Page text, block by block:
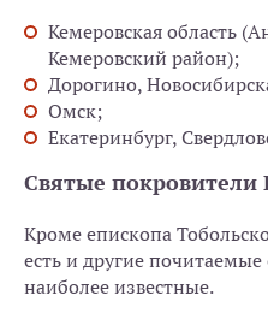
Кемеровская область
Кемеровский район);
Дорогино,
Омск;
Екатеринбург,
Святые покровители
Кроме епископа
есть и другие
наиболее известные.